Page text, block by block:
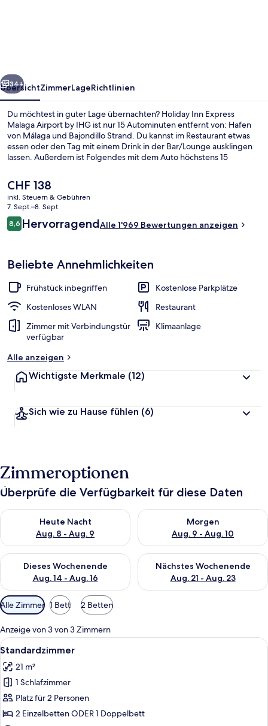
IHG
Weiter
34+
ÜbersichtZimmerLageRichtlinien
Du möchtest in guter Lage übernachten? Holiday Inn Express
Malaga Airport by IHG ist nur 15 Autominuten entfernt von: Hafen
von Málaga und Bajondillo Strand. Du kannst im Restaurant etwas
essen oder den Tag mit einem Drink in der Bar/Lounge ausklingen
lassen. Außerdem ist Folgendes mit dem Auto höchstens 15
Die bequemen Betten und das hilfsbereite Personal erhalten tolle
Bewertungen von anderen Reisenden.
Der
aktuelle
Preis
beträgt
CHF 138.
CHF 138
inkl. Steuern & Gebühren
7. Sept.–8. Sept.
Bewertungen
8,68,6 von 10.
HervorragendAlle 1'969 Bewertungen anzeigen
Beliebte Annehmlichkeiten
Frühstück inbegriffen
Kostenlose Parkplätze
Kostenloses WLAN
Restaurant
Zimmer mit Verbindungstür
verfügbar
Klimaanlage
Alle anzeigen
Wichtigste Merkmale (12)
Sich wie zu Hause fühlen (6)
Zimmeroptionen
Überprüfe die Verfügbarkeit für diese Daten
Heute Nacht
Aug. 8 - Aug. 9
Überprüfe die Verfügbarkeit für heute Nacht, Aug. 8 - Aug. 9.
Morgen
Aug. 9 - Aug. 10
Überprüfe die Verfügbarkeit
Dieses Wochenende
Aug. 14 - Aug. 16
Überprüfe die Verfügbarkeit für dieses Wochenende, Aug. 14
Nächstes Wochenende
Aug. 21 - Aug. 23
Überprüfe die Verfügbarkeit
Verfügbare
Filter
für
Zimmer
Alle Zimmer 1 Bett 2 Betten
Anzeige von 3 von 3 Zimmern
Alle
Fotos
für
Standardzimmer
anzeigen
Ein Hotelzimmer mit einem Bett,
8
Standardzimmer
21 m²
1 Schlafzimmer
Platz für 2 Personen
2 Einzelbetten ODER 1 Doppelbett